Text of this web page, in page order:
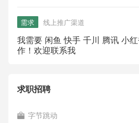
需求 线上推广渠道
我需要 闲鱼 快手 千川 腾讯 小
作！欢迎联系我
求职招聘
字节跳动